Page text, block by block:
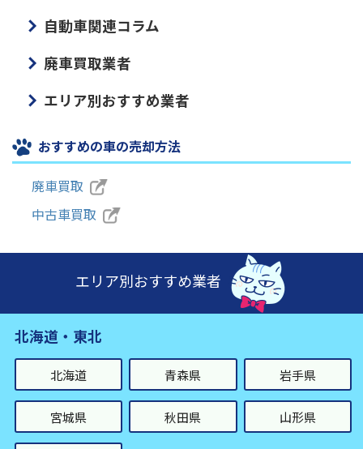
自動車関連コラム
廃車買取業者
エリア別おすすめ業者
おすすめの車の売却方法
廃車買取
中古車買取
エリア別おすすめ業者
北海道・東北
北海道 青森県 岩手県
宮城県 秋田県 山形県